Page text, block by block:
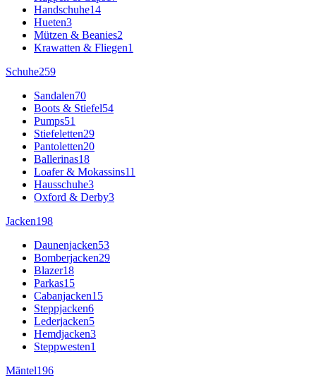
Handschuhe14
Hueten3
Mützen & Beanies2
Krawatten & Fliegen1
Schuhe259
Sandalen70
Boots & Stiefel54
Pumps51
Stiefeletten29
Pantoletten20
Ballerinas18
Loafer & Mokassins11
Hausschuhe3
Oxford & Derby3
Jacken198
Daunenjacken53
Bomberjacken29
Blazer18
Parkas15
Cabanjacken15
Steppjacken6
Lederjacken5
Hemdjacken3
Steppwesten1
Mäntel196